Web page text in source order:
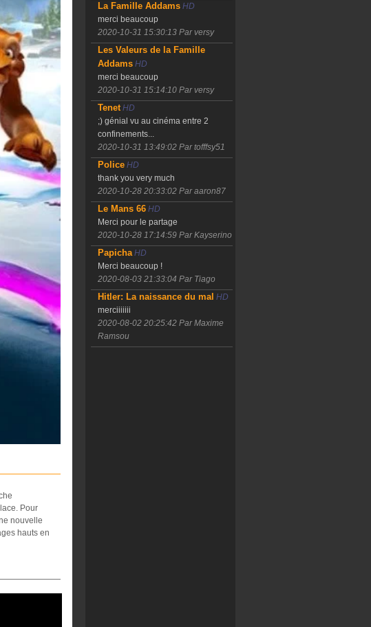
Pour
nouvelle
hauts en
La Famille AddamsHD
merci beaucoup
2020-10-31 15:30:13 Par versy
Les Valeurs de la Famille
AddamsHD
merci beaucoup
2020-10-31 15:14:10 Par versy
TenetHD
;) génial vu au cinéma entre 2
confinements...
2020-10-31 13:49:02 Par tofffsy51
PoliceHD
thank you very much
2020-10-28 20:33:02 Par aaron87
Le Mans 66HD
Merci pour le partage
2020-10-28 17:14:59 Par Kayserino
PapichaHD
Merci beaucoup !
2020-08-03 21:33:04 Par Tiago
Hitler: La naissance du mal HD
merciiiiiii
2020-08-02 20:25:42 Par Maxime
Ramsou